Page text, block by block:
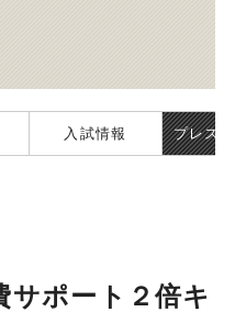
入試情報 プレス
サポート２倍キ